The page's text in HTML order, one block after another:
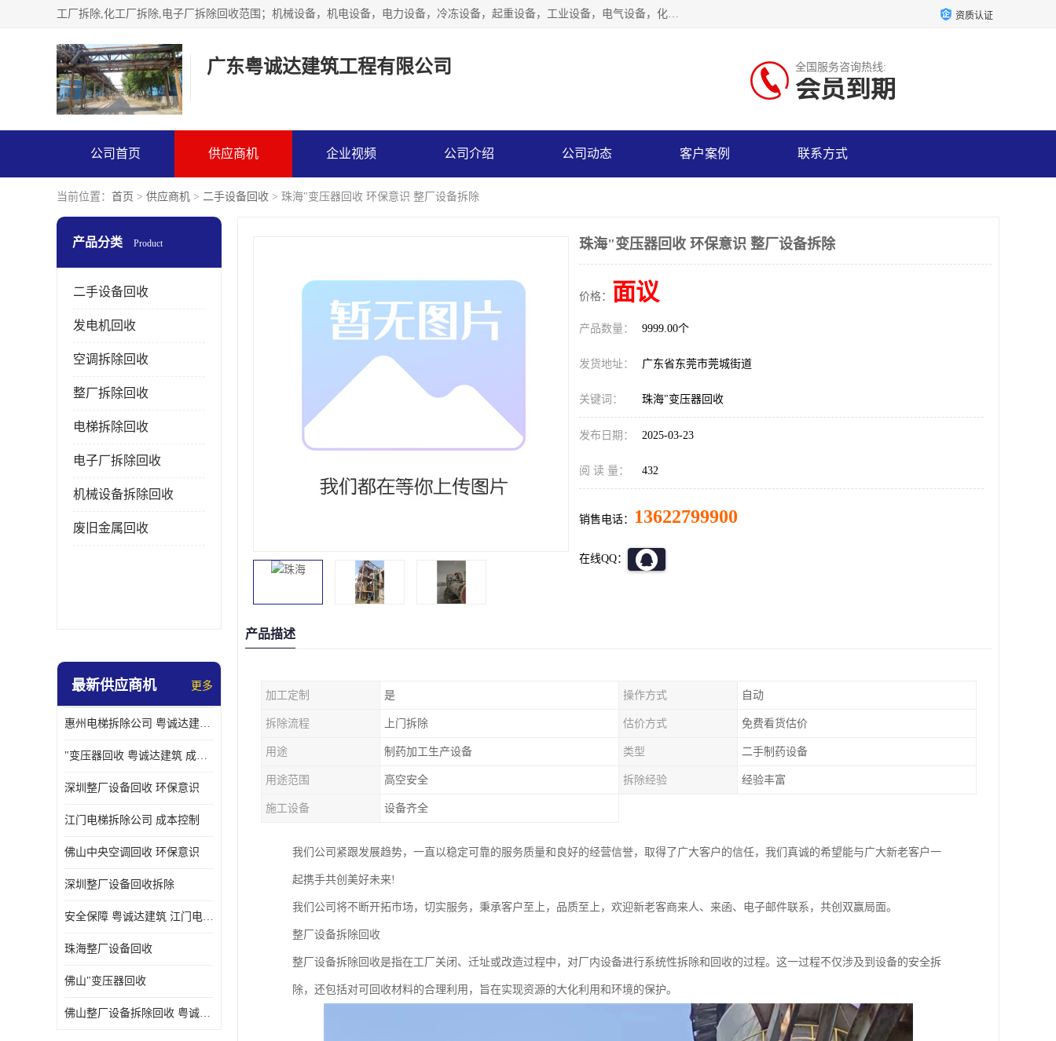
工厂拆除,化工厂拆除,电子厂拆除回收范围；机械设备，机电设备，电力设备，冷冻设备，起重设备，工业设备，电气设备，化工设备，木工设备，纺织设备，印染设备，水洗设备，电力物资，废旧金属，废旧物资，二手锅炉，二手电梯。 资质认证
广东粤诚达建筑工程有限公司 全国服务咨询热线:
会员到期
公司首页 供应商机 企业视频 公司介绍 公司动态 客户案例 联系方式
当前位置： 首页 > 供应商机 > 二手设备回收 > 珠海"变压器回收 环保意识 整厂设备拆除
产品分类 Product
二手设备回收
发电机回收
空调拆除回收
整厂拆除回收
电梯拆除回收
电子厂拆除回收
机械设备拆除回收
废旧金属回收
最新供应商机 更多
惠州电梯拆除公司 粤诚达建筑 安全保障
"变压器回收 粤诚达建筑 成本控制
深圳整厂设备回收 环保意识
江门电梯拆除公司 成本控制
佛山中央空调回收 环保意识
深圳整厂设备回收拆除
安全保障 粤诚达建筑 江门电梯拆除公司
珠海整厂设备回收
佛山"变压器回收
佛山整厂设备拆除回收 粤诚达建筑 环保意识
珠海"变压器回收 环保意识 整厂设备拆除
价格： 面议
产品数量： 9999.00个
发货地址： 广东省东莞市莞城街道
关键词： 珠海"变压器回收
发布日期： 2025-03-23
阅 读 量： 432
销售电话： 13622799900
在线QQ：
产品描述
加工定制 是 操作方式 自动
拆除流程 上门拆除 估价方式 免费看货估价
用途 制药加工生产设备 类型 二手制药设备
用途范围 高空安全 拆除经验 经验丰富
施工设备 设备齐全
我们公司紧跟发展趋势，一直以稳定可靠的服务质量和良好的经营信誉，取得了广大客户的信任，我们真诚的希望能与广大新老客户一
起携手共创美好未来!
我们公司将不断开拓市场，切实服务，秉承客户至上，品质至上，欢迎新老客商来人、来函、电子邮件联系，共创双赢局面。
整厂设备拆除回收
整厂设备拆除回收是指在工厂关闭、迁址或改造过程中，对厂内设备进行系统性拆除和回收的过程。这一过程不仅涉及到设备的安全拆
除，还包括对可回收材料的合理利用，旨在实现资源的大化利用和环境的保护。